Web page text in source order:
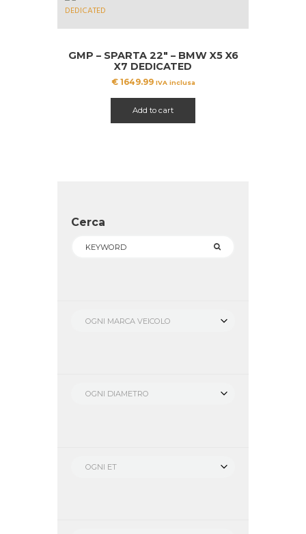
GMP – SPARTA 22″ – BMW X5 X6
X7 DEDICATED
€1649.99 IVA inclusa
Add to cart
Cerca
OGNI MARCA VEICOLO
OGNI DIAMETRO
OGNI ET